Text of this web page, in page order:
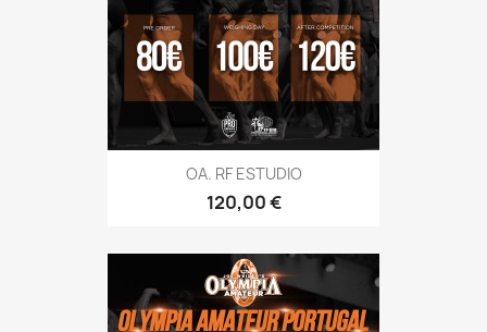
OA. RF ESTUDIO
Preço
120,00 €